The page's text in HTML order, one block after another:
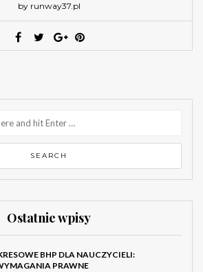
by runway37.pl
Ostatnie wpisy
BHP DLA NAUCZYCIELI:
PRAWNE